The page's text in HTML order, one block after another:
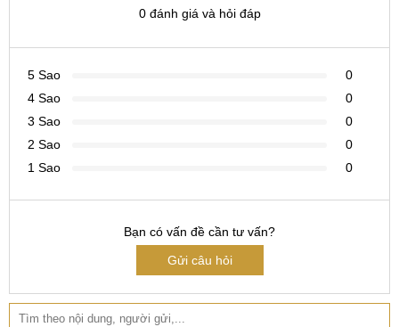
khả năng xử lý nhanh hơn và tiết kiệm năng lượng hơn.
Thiết bị có thể dễ dàng xử lý các tác vụ nặng như chỉnh sửa
video, chơi game 3D hoặc chạy nhiều ứng dụng cùng lúc
mà không gặp phải tình trạng giật lag.
Kết hợp với RAM 8-12GB và bộ nhớ trong 128-256GB
chuẩn UFS với tốc độ cao, OnePlus Turbo 6X Pro hứa hẹn
mang đến trải nghiệm mượt mà, cho phép lưu trữ ảnh và
video ổn định, xứng đáng với danh hiệu flagship hiệu năng
0 đánh giá và hỏi đáp
5 Sao
0
4 Sao
0
3 Sao
0
2 Sao
0
1 Sao
0
Bạn có vấn đề cần tư vấn?
Gửi câu hỏi